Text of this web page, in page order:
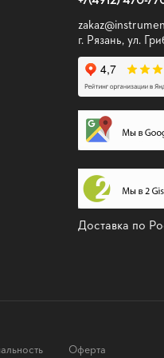
г. Рязань, ул.
Доставка по
Оферта